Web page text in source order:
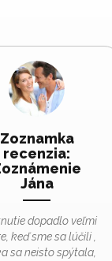
Zoznamka
recenzia:
Jána
dopadlo veľmi
keď sme sa lúčili ,
sa neisto spýtala,